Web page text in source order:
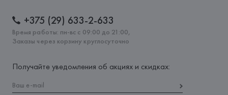
+375 (29) 633-2-633
Время работы: пн-вс с 09:00 до 21:00,
Заказы через корзину круглосуточно
Получайте уведомления об акциях и скидках: